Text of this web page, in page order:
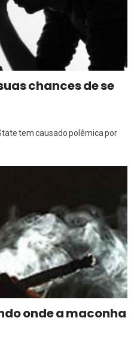
chances de se
tem causado polêmica por
onde a maconha